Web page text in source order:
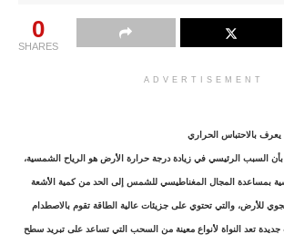
0
SHARES
ADVERTISEMENT
بالاحتباس الحراري
بأن السبب الرئيسي في زيادة درجة حرارة الأرض هو الرياح الشمسية،
بمساعدة المجال المغناطيسي للشمس إلى الحد من كمية الأشعة
للأرض، والتي تحتوي على جزيئات عالية الطاقة تقوم بالاصطدام
جديدة تعد النواة لأنواع معينة من السحب التي تساعد على تبريد سطح